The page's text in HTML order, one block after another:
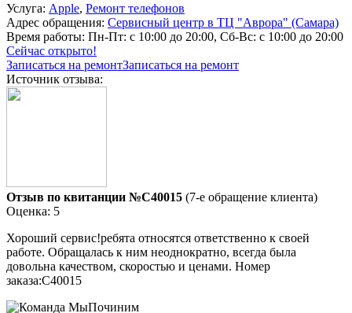
Услуга: Apple, Ремонт телефонов
Адрес обращения: Сервисный центр в ТЦ "Аврора" (Самара)
Время работы: Пн-Пт: с 10:00 до 20:00, Сб-Вс: с 10:00 до 20:00
Сейчас открыто!
Записаться на ремонтЗаписаться на ремонт
Источник отзыва:
Отзыв по квитанции №C40015 (7-е обращение клиента)
Оценка: 5
Хороший сервис!ребята относятся ответственно к своей
работе. Обращалась к ним неоднократно, всегда была
довольна качеством, скоростью и ценами. Номер
заказа:C40015